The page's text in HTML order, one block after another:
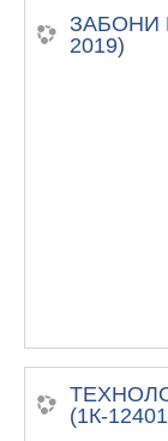
ЗАБОНИ
2019)
(1К-